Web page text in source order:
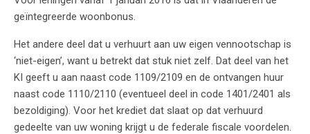
geïntegreerde woonbonus.
Het andere deel dat u verhuurt aan uw eigen vennootschap is
‘niet-eigen’, want u betrekt dat stuk niet zelf. Dat deel van het
KI geeft u aan naast code 1109/2109 en de ontvangen huur
naast code 1110/2110 (eventueel deel in code 1401/2401 als
bezoldiging). Voor het krediet dat slaat op dat verhuurd
gedeelte van uw woning krijgt u de federale fiscale voordelen.